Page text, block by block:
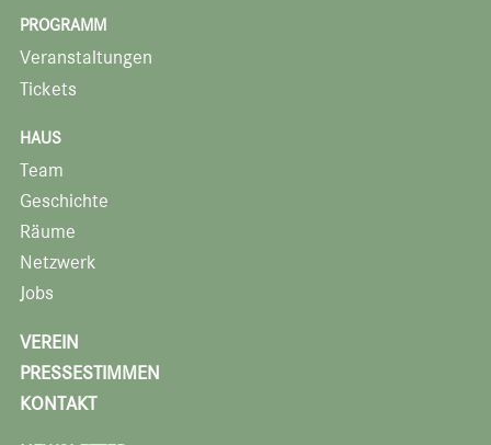
PROGRAMM
Veranstaltungen
Tickets
HAUS
Team
Geschichte
Räume
Netzwerk
Jobs
VEREIN
PRESSESTIMMEN
KONTAKT